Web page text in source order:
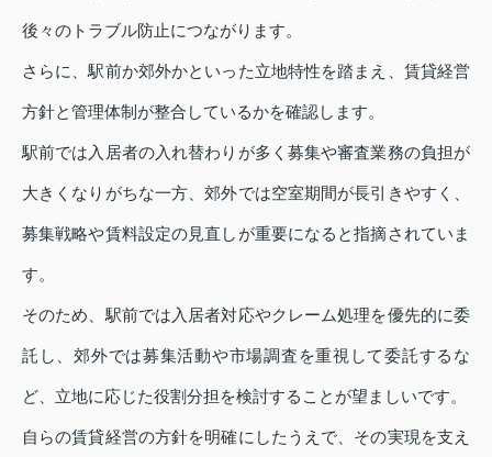
後々のトラブル防止につながります。
さらに、駅前か郊外かといった立地特性を踏まえ、賃貸経営
方針と管理体制が整合しているかを確認します。
駅前では入居者の入れ替わりが多く募集や審査業務の負担が
大きくなりがちな一方、郊外では空室期間が長引きやすく、
募集戦略や賃料設定の見直しが重要になると指摘されていま
す。
そのため、駅前では入居者対応やクレーム処理を優先的に委
託し、郊外では募集活動や市場調査を重視して委託するな
ど、立地に応じた役割分担を検討することが望ましいです。
自らの賃貸経営の方針を明確にしたうえで、その実現を支え